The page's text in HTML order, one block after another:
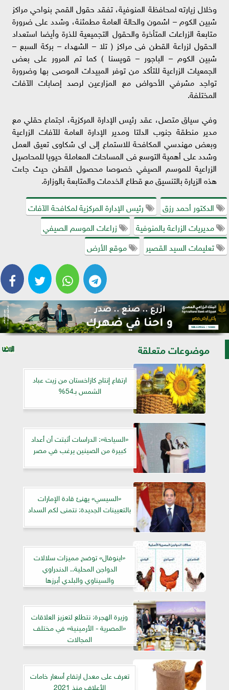
وخلال زيارته لمحافظة المنوفية، تفقد حقول القمح بنواحي مراكز
شبين الكوم – اشمون والحالة العامة مطمئنة، وشدد على ضرورة
متابعة الزراعات المتأخرة والحقول التجميعية للذرة وأيضا استعداد
الحقول لزراعة القطن فى مراكز ( تلا – الشهداء – بركة السبع –
شبين الكوم – الباجور – قويسنا ) كما تم المرور على بعض
الجمعيات الزراعية للتأكد من توفر المبيدات الموصى بها وضرورة
تواجد مشرفي الأحواض مع المزارعين لرصد إصابات الآفات
المختلفة.
‏وفي سياق متصل، عقد رئيس الإدارة المركزية، اجتماع حقلي مع
مدير منطقة جنوب الدلتا ومدير الإدارة العامة للآفات الزراعية
وبعض مهندسي المكافحة للاستماع إلى اى شكاوى تعيق العمل
وشدد على أهمية التوسع فى المساحات المعاملة حيويا للمحاصيل
الزراعية للموسم الصيفي خصوصا محصول القطن حيث جاءت
هذه الزيارة بالتنسيق مع قطاع الخدمات والمتابعة بالوزارة.
الدكتور أحمد رزق
رئيس الإدارة المركزية لمكافحة الآفات
مديريات الزراعة بالمنوفية
زراعات الموسم الصيفي
تعليمات السيد القصير
موقع الأرض
موضوعات متعلقة
ارتفاع إنتاج كازاخستان من زيت عباد
الشمس بـ54%
«السياحة»: الدراسات أثبتت أن أعداد
كبيرة من الصينين يرغب في مصر
«السيسي» يهنئ قادة الإمارات
بالتعيينات الجديدة: نتمنى لكم السداد
«اينوفال» توضح مميزات سلالات
الدواجن المحلية.. الدندراوي
والسيناوي والبلدي أبرزها
وزيرة الهجرة: نتطلع لتعزيز العلاقات
«المصرية - الأرمينية» في مختلف
المجالات
تعرف على معدل ارتفاع أسعار خامات
الأعلاف منذ 2021